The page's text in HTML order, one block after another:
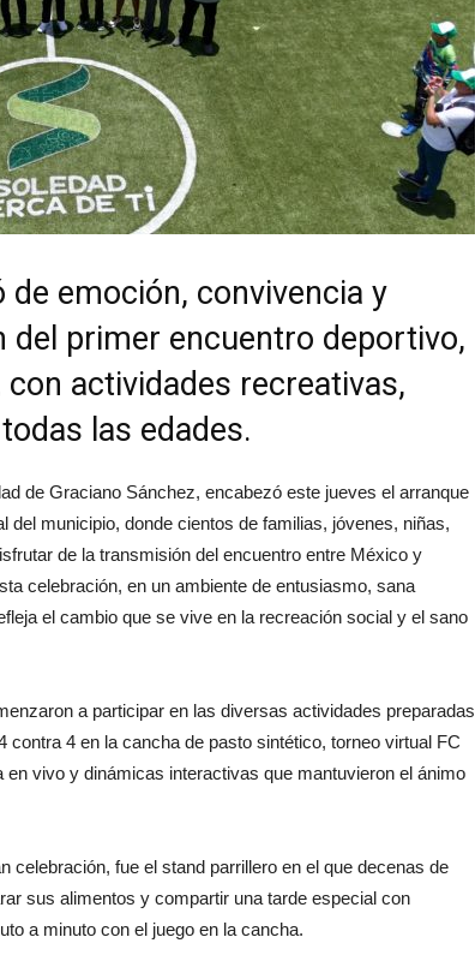
de emoción, convivencia y
del primer encuentro deportivo,
actividades recreativas,
las edades.
de Graciano Sánchez, encabezó este jueves el arranque
del municipio, donde cientos de familias, jóvenes, niñas,
de la transmisión del encuentro entre México y
celebración, en un ambiente de entusiasmo, sana
el cambio que se vive en la recreación social y el sano
a participar en las diversas actividades preparadas
contra 4 en la cancha de pasto sintético, torneo virtual FC
vivo y dinámicas interactivas que mantuvieron el ánimo
celebración, fue el stand parrillero en el que decenas de
sus alimentos y compartir una tarde especial con
a minuto con el juego en la cancha.